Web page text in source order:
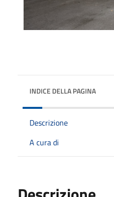
INDICE DELLA PAGINA
Descrizione
A cura di